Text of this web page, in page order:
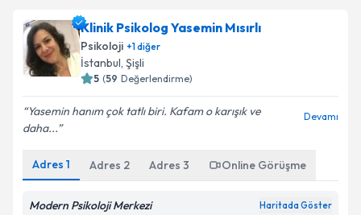
Klinik Psikolog Yasemin Mısırlı
Psikoloji +1diğer
İstanbul, Şişli
5 (59 Değerlendirme)
Yasemin hanım çok tatlı biri. Kafam o karışık ve
daha...
Devamı
Adres 1 Adres 2 Adres 3 Online Görüşme
Modern Psikoloji Merkezi Haritada Göster